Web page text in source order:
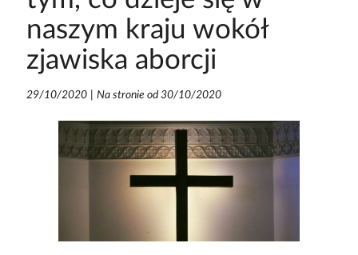
naszym kraju wokół
zjawiska aborcji
29/10/2020| Na stronie od 30/10/2020